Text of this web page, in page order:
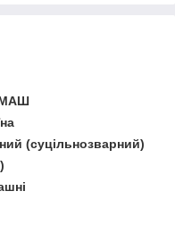
(суцільнозварний)